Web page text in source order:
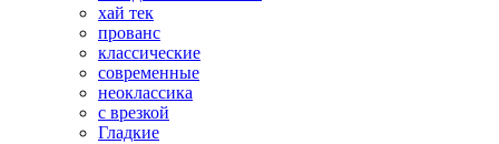
хай тек
прованс
классические
современные
неоклассика
с врезкой
Гладкие